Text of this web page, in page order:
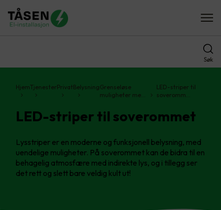
Søk
HjemTjenesterPrivatBelysningGrenseløse
muligheter me…
LED-striper til
soveromm…
LED-striper til soverommet
Lysstriper er en moderne og funksjonell belysning, med
uendelige muligheter. På soverommet kan de bidra til en
behagelig atmosfære med indirekte lys, og i tillegg ser
det rett og slett bare veldig kult ut!